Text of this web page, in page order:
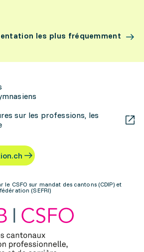
les plus fréquemment
sur les professions, les
CSFO sur mandat des cantons (CDIP) et
(SEFRI)